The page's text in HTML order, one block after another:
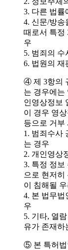
3. 다른 법률
4. 신문/방송
때로서 특정
우
5. 범죄의
6. 법원의 재
④ 제 3항의
는 경우에는
인영상정보
이 경우 영
등으로 거부
1. 범죄수사
는 경우
2. 개인영상
3. 특정 정보
으로 현저히
이 침해될
4. 본 법무법
우
5. 기타, 열
유가 존재하
⑤ 본 특허법